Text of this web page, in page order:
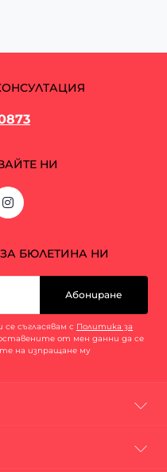
НИ
БЮЛЕТИНА НИ
Абониране
съгласявам с Политика за
от мен данни да се
на изпращане му